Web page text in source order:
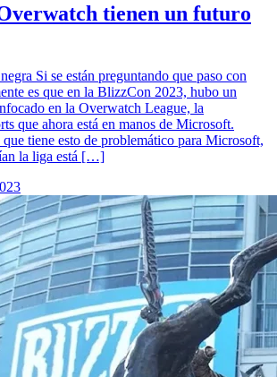
tienen un futuro
Si se están preguntando que paso con
es que en la BlizzCon 2023, hubo un
en la Overwatch League, la
que ahora está en manos de Microsoft.
tiene esto de problemático para Microsoft,
la liga está […]